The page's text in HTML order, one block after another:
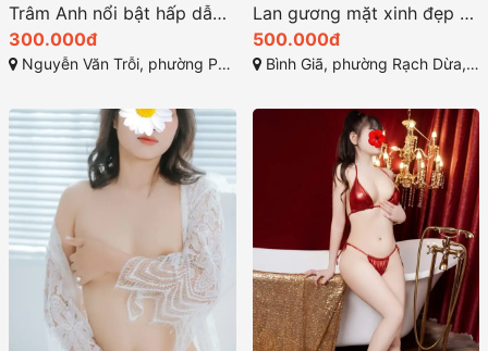
Trâm Anh nổi bật hấp dẫn và kỹ năng phục vụ chuyên nghiệp
300.000đ
Nguyễn Văn Trỗi, phường Phước Hưng, Bà Rịa, Bà Rịa - Vũng Tàu
Lan gương mặt xinh đẹp sở hữu thân hình lý tưởng
500.000đ
Bình Giã, phường Rạch Dừa, Thành phố Vũng Tầu, Bà Rịa - Vũng Tàu